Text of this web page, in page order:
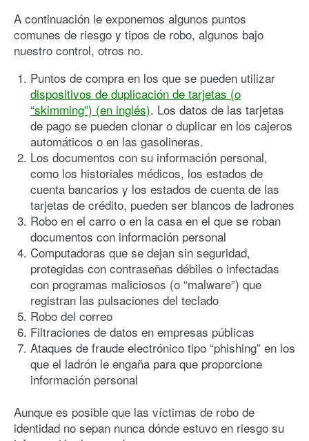
A continuación le exponemos algunos puntos
comunes de riesgo y tipos de robo, algunos bajo
nuestro control, otros no.
Puntos de compra en los que se pueden utilizar
dispositivos de duplicación de tarjetas (o
“skimming”) (en inglés). Los datos de las tarjetas
de pago se pueden clonar o duplicar en los cajeros
automáticos o en las gasolineras.
Los documentos con su información personal,
como los historiales médicos, los estados de
cuenta bancarios y los estados de cuenta de las
tarjetas de crédito, pueden ser blancos de ladrones
Robo en el carro o en la casa en el que se roban
documentos con información personal
Computadoras que se dejan sin seguridad,
protegidas con contraseñas débiles o infectadas
con programas maliciosos (o “malware”) que
registran las pulsaciones del teclado
Robo del correo
Filtraciones de datos en empresas públicas
Ataques de fraude electrónico tipo “phishing” en los
que el ladrón le engaña para que proporcione
información personal
Aunque es posible que las víctimas de robo de
identidad no sepan nunca dónde estuvo en riesgo su